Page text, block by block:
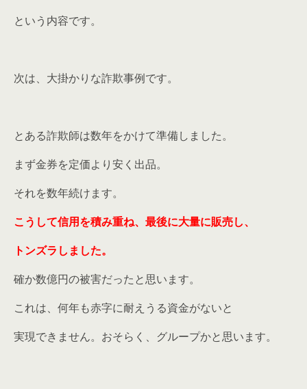
という内容です。
次は、大掛かりな詐欺事例です。
とある詐欺師は数年をかけて準備しました。
まず金券を定価より安く出品。
それを数年続けます。
こうして信用を積み重ね、最後に大量に販売し、
トンズラしました。
確か数億円の被害だったと思います。
これは、何年も赤字に耐えうる資金がないと
実現できません。おそらく、グループかと思います。